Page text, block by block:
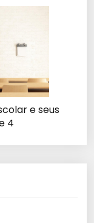
e seus
4